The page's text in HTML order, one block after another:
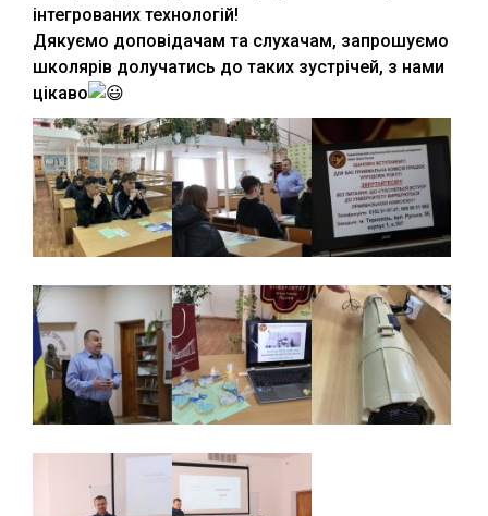
інтегрованих технологій!
Дякуємо доповідачам та слухачам, запрошуємо
школярів долучатись до таких зустрічей, з нами
цікаво